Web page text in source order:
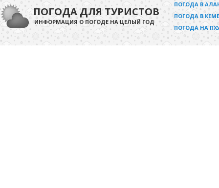
ПОГОДА ДЛЯ ТУРИСТОВ
ИНФОРМАЦИЯ О ПОГОДЕ НА ЦЕЛЫЙ ГОД
ПОГОДА В
ПОГОДА В
ПОГОДА НА